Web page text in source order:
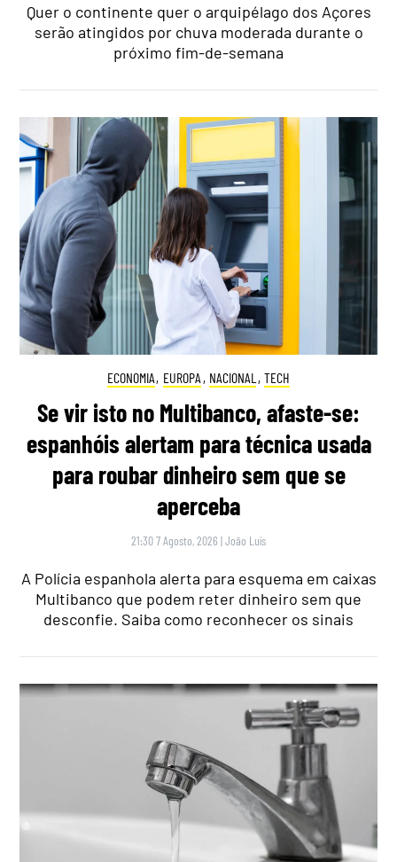
Quer o continente quer o arquipélago dos Açores
serão atingidos por chuva moderada durante o
próximo fim-de-semana
ECONOMIA, EUROPA , NACIONAL , TECH
Se vir isto no Multibanco, afaste-se:
espanhóis alertam para técnica usada
para roubar dinheiro sem que se
aperceba
21:30 7 Agosto, 2026 |João Luís
A Polícia espanhola alerta para esquema em caixas
Multibanco que podem reter dinheiro sem que
desconfie. Saiba como reconhecer os sinais